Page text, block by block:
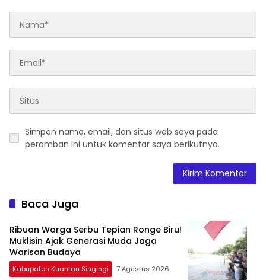
Simpan nama, email, dan situs web saya pada
peramban ini untuk komentar saya berikutnya.
Baca Juga
Ribuan Warga Serbu Tepian Ronge Biru!
Muklisin Ajak Generasi Muda Jaga
Warisan Budaya
Kabupaten Kuantan Singingi 7 Agustus 2026